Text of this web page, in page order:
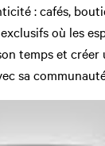
: cafés,
où les
temps et créer
sa